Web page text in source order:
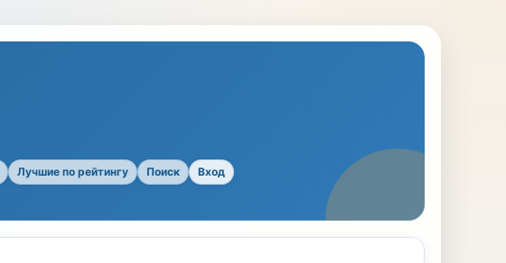
Лучшие по рейтингу Поиск Вход